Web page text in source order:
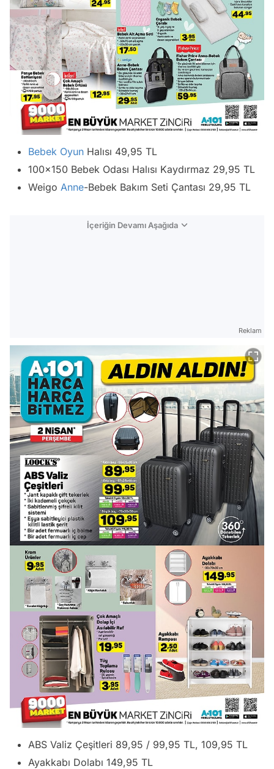
Bebek Oyun Halısı 49,95 TL
100x150 Bebek Odası Halısı Kaydırmaz 29,95 TL
Weigo Anne-Bebek Bakım Seti Çantası 29,95 TL
İçeriğin Devamı Aşağıda
Reklam
ABS Valiz Çeşitleri 89,95 / 99,95 TL, 109,95 TL
Ayakkabı Dolabı 149,95 TL